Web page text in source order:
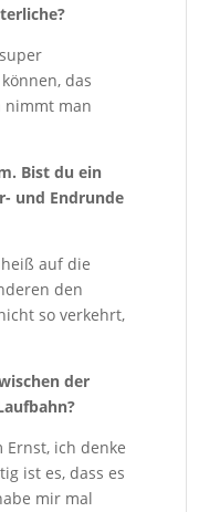
das
nimmt man
Bist du ein
und Endrunde
auf die
den
so verkehrt,
der
ich denke
ist es, dass es
mir mal